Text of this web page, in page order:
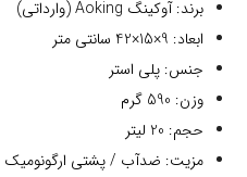
برند: آوکینگ Aoking (وارداتی)
ابعاد: 9×15×42 سانتی متر
جنس: پلی استر
وزن: 590 گرم
حجم: 20 لیتر
مزیت: ضدآب / پشتی ارگونومیک